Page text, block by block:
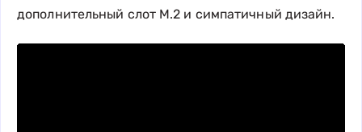
дополнительный слот M.2 и симпатичный дизайн.